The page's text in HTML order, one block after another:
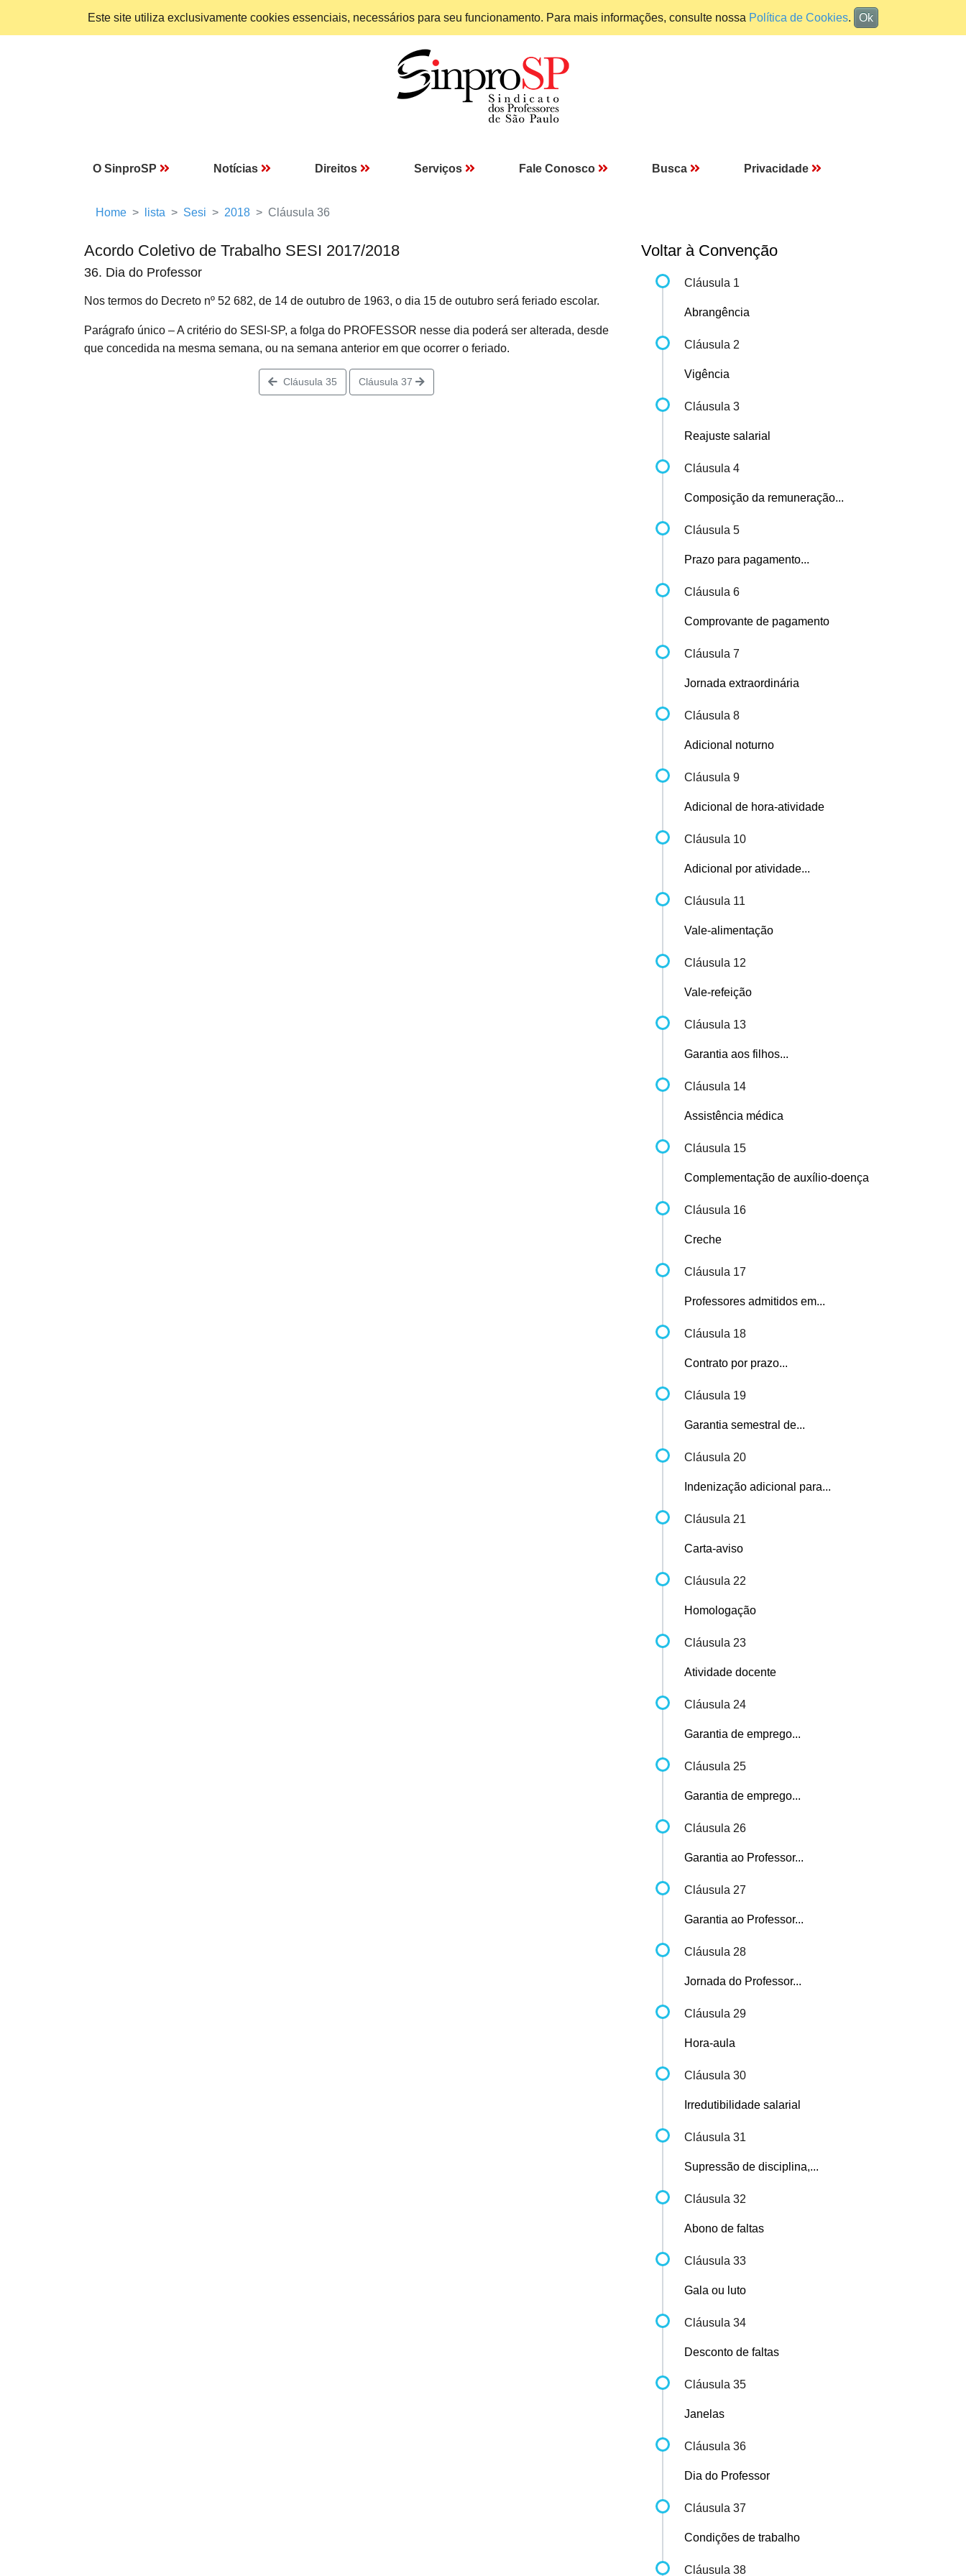
Este site utiliza exclusivamente cookies essenciais, necessários para seu funcionamento. Para mais informações, consulte nossa Política de Cookies. Ok
O SinproSP Notícias Direitos Serviços Fale Conosco Busca Privacidade
Home lista Sesi 2018 Cláusula 36
Acordo Coletivo de Trabalho SESI 2017/2018
36. Dia do Professor
Nos termos do Decreto nº 52 682, de 14 de outubro de 1963, o dia 15 de outubro será feriado escolar.
Parágrafo único – A critério do SESI-SP, a folga do PROFESSOR nesse dia poderá ser alterada, desde
que concedida na mesma semana, ou na semana anterior em que ocorrer o feriado.
Cláusula 35 Cláusula 37
Voltar à Convenção
Cláusula 1
Abrangência
Cláusula 2
Vigência
Cláusula 3
Reajuste salarial
Cláusula 4
Composição da remuneração...
Cláusula 5
Prazo para pagamento...
Cláusula 6
Comprovante de pagamento
Cláusula 7
Jornada extraordinária
Cláusula 8
Adicional noturno
Cláusula 9
Adicional de hora-atividade
Cláusula 10
Adicional por atividade...
Cláusula 11
Vale-alimentação
Cláusula 12
Vale-refeição
Cláusula 13
Garantia aos filhos...
Cláusula 14
Assistência médica
Cláusula 15
Complementação de auxílio-doença
Cláusula 16
Creche
Cláusula 17
Professores admitidos em...
Cláusula 18
Contrato por prazo...
Cláusula 19
Garantia semestral de...
Cláusula 20
Indenização adicional para...
Cláusula 21
Carta-aviso
Cláusula 22
Homologação
Cláusula 23
Atividade docente
Cláusula 24
Garantia de emprego...
Cláusula 25
Garantia de emprego...
Cláusula 26
Garantia ao Professor...
Cláusula 27
Garantia ao Professor...
Cláusula 28
Jornada do Professor...
Cláusula 29
Hora-aula
Cláusula 30
Irredutibilidade salarial
Cláusula 31
Supressão de disciplina,...
Cláusula 32
Abono de faltas
Cláusula 33
Gala ou luto
Cláusula 34
Desconto de faltas
Cláusula 35
Janelas
Cláusula 36
Dia do Professor
Cláusula 37
Condições de trabalho
Cláusula 38